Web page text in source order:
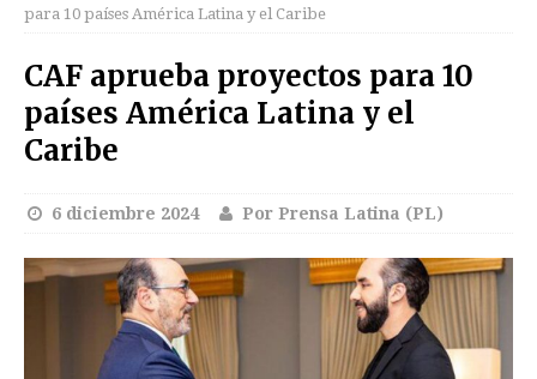
para 10 países América Latina y el Caribe
CAF aprueba proyectos para 10
países América Latina y el
Caribe
6 diciembre 2024 Por Prensa Latina (PL)